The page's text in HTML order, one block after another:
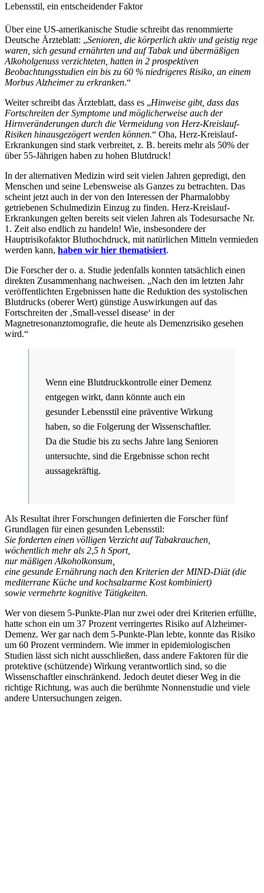
Lebensstil, ein entscheidender Faktor
Über eine US-amerikanische Studie schreibt das renommierte
Deutsche Ärzteblatt: „Senioren, die körperlich aktiv und geistig rege
waren, sich gesund ernährten und auf Tabak und übermäßigen
Alkoholgenuss verzichteten, hatten in 2 prospektiven
Beobachtungsstudien ein bis zu 60 % niedrigeres Risiko, an einem
Morbus Alzheimer zu erkranken.“
Weiter schreibt das Ärzteblatt, dass es „Hinweise gibt, dass das
Fortschreiten der Symptome und möglicherweise auch der
Hirnveränderungen durch die Vermeidung von Herz-Kreislauf-
Risiken hinausgezögert werden können.“ Oha, Herz-Kreislauf-
Erkrankungen sind stark verbreitet, z. B. bereits mehr als 50% der
über 55-Jährigen haben zu hohen Blutdruck!
In der alternativen Medizin wird seit vielen Jahren gepredigt, den
Menschen und seine Lebensweise als Ganzes zu betrachten. Das
scheint jetzt auch in der von den Interessen der Pharmalobby
getriebenen Schulmedizin Einzug zu finden. Herz-Kreislauf-
Erkrankungen gelten bereits seit vielen Jahren als Todesursache Nr.
1. Zeit also endlich zu handeln! Wie, insbesondere der
Hauptrisikofaktor Bluthochdruck, mit natürlichen Mitteln vermieden
werden kann, haben wir hier thematisiert.
Die Forscher der o. a. Studie jedenfalls konnten tatsächlich einen
direkten Zusammenhang nachweisen. „Nach den im letzten Jahr
veröffentlichten Ergebnissen hatte die Reduktion des systolischen
Blutdrucks (oberer Wert) günstige Auswirkungen auf das
Fortschreiten der ‚Small-vessel disease‘ in der
Magnetresonanztomografie, die heute als Demenzrisiko gesehen
wird.“
Wenn eine Blutdruckkontrolle einer Demenz
entgegen wirkt, dann könnte auch ein
gesunder Lebensstil eine präventive Wirkung
haben, so die Folgerung der Wissenschaftler.
Da die Studie bis zu sechs Jahre lang Senioren
untersuchte, sind die Ergebnisse schon recht
aussagekräftig.
Als Resultat ihrer Forschungen definierten die Forscher fünf
Grundlagen für einen gesunden Lebensstil:
Sie forderten einen völligen Verzicht auf Tabakrauchen,
wöchentlich mehr als 2,5 h Sport,
nur mäßigen Alkoholkonsum,
eine gesunde Ernährung nach den Kriterien der MIND-Diät (die
mediterrane Küche und kochsalzarme Kost kombiniert)
sowie vermehrte kognitive Tätigkeiten.
Wer von diesem 5-Punkte-Plan nur zwei oder drei Kriterien erfüllte,
hatte schon ein um 37 Prozent verringertes Risiko auf Alzheimer-
Demenz. Wer gar nach dem 5-Punkte-Plan lebte, konnte das Risiko
um 60 Prozent vermindern. Wie immer in epidemiologischen
Studien lässt sich nicht ausschließen, dass andere Faktoren für die
protektive (schützende) Wirkung verantwortlich sind, so die
Wissenschaftler einschränkend. Jedoch deutet dieser Weg in die
richtige Richtung, was auch die berühmte Nonnenstudie und viele
andere Untersuchungen zeigen.